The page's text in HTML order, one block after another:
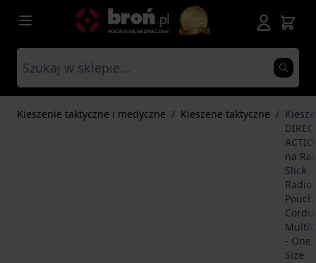
Przejdź do treści
Kieszenie taktyczne i medyczne / Kieszene taktyczne /
na
Slick
Radio
- One
Size